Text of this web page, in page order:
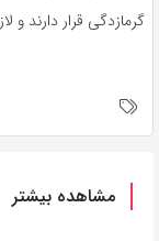
گرمازدگی قرار دارند و
مشاهده بیشتر